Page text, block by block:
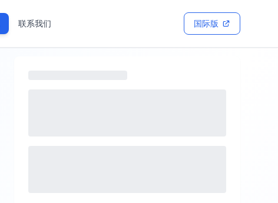
联系我们 国际版